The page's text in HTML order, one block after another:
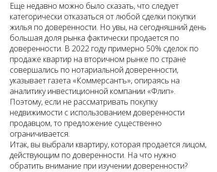
Еще недавно можно было сказать, что следует
категорически отказаться от любой сделки покупки
жилья по доверенности. Но увы, на сегодняшний день
большая доля рынка фактически продается по
доверенности. В 2022 году примерно 50% сделок по
продаже квартир на вторичном рынке по стране
совершались по нотариальной доверенности,
указывает газета «Коммерсантъ», опираясь на
аналитику инвестиционной компании «Флип».
Поэтому, если не рассматривать покупку
недвижимости с использованием доверенности
продавцом, то предложение существенно
ограничивается.
Итак, вы выбрали квартиру, которая продается лицом,
действующим по доверенности. На что нужно
обратить внимание при изучении доверенности?